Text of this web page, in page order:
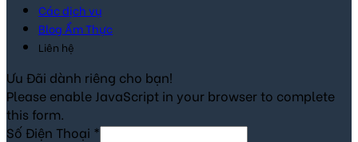
Các dịch vụ
Blog Ẩm Thực
Liên hệ
Ưu Đãi dành riêng cho bạn!
Please enable JavaScript in your browser to complete
this form.
Số Điện Thoại *